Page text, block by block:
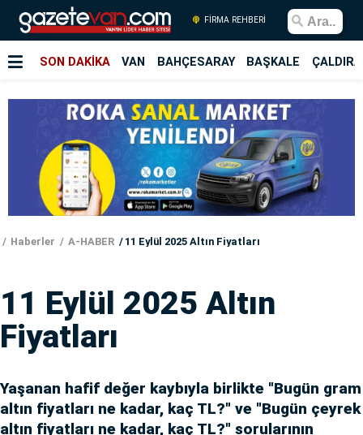
FİRMA REHBERİ
SON DAKİKA VAN BAHÇESARAY BAŞKALE
Haberler A-HABER 11 Eylül 2025 Altın Fiyatları
11 Eylül 2025 Altın
Fiyatları
Yaşanan hafif değer kaybıyla birlikte "Bugün gram
altın fiyatları ne kadar, kaç TL?" ve "Bugün çeyrek
altın fiyatları ne kadar, kaç TL?" sorularının